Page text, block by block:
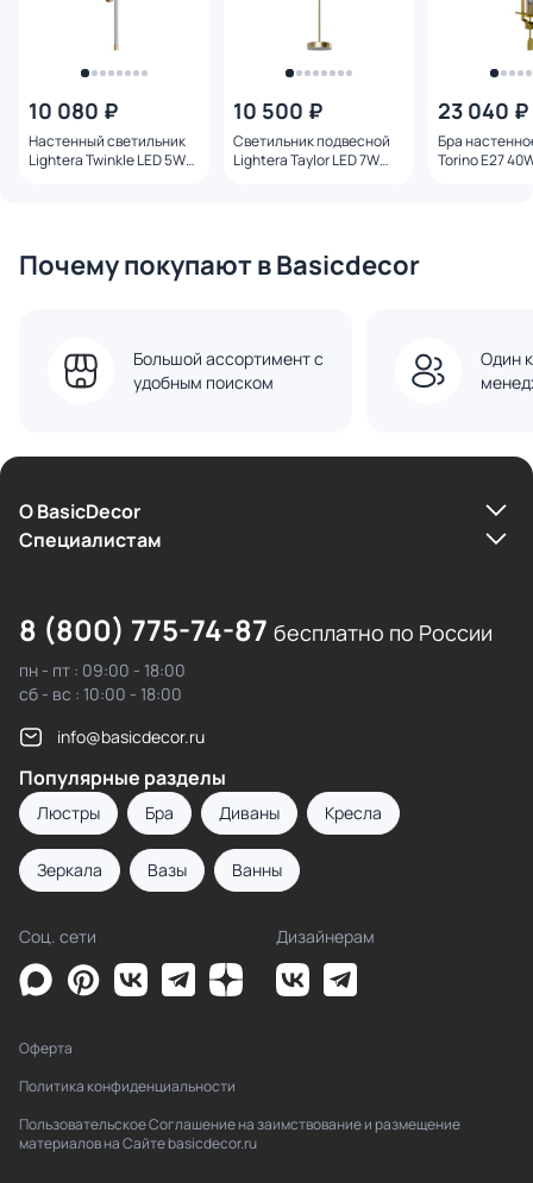
10 080 ₽
Настенный светильник
Lightera Twinkle LED 5W
10 500 ₽
Светильник подвесной
Lightera Taylor LED 7W
23 040 ₽
Бра
Torino E27
Почему покупают в Basicdecor
Большой ассортимент с
удобным поиском
Один
О BasicDecor
Cпециалистам
8 (800) 775-74-87 бесплатно по России
пн - пт : 09:00 - 18:00
сб - вс : 10:00 - 18:00
info@basicdecor.ru
Популярные разделы
Люстры Бра Диваны Кресла
Зеркала Вазы Ванны
Соц. сети Дизайнерам
Оферта
Политика конфиденциальности
Пользовательское Соглашение на заимствование и размещение
материалов на Сайте basicdecor.ru